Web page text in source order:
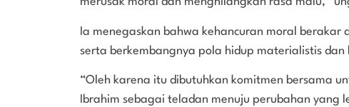
Ia menegaskan bahwa kehancuran moral
serta berkembangnya pola hidup materialistis dan
“Oleh karena itu dibutuhkan komitmen bersama
Ibrahim sebagai teladan menuju perubahan yang